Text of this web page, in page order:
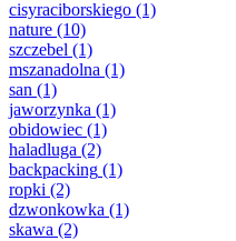
cisyraciborskiego (1)
nature (10)
szczebel (1)
mszanadolna (1)
san (1)
jaworzynka (1)
obidowiec (1)
haladluga (2)
backpacking (1)
ropki (2)
dzwonkowka (1)
skawa (2)